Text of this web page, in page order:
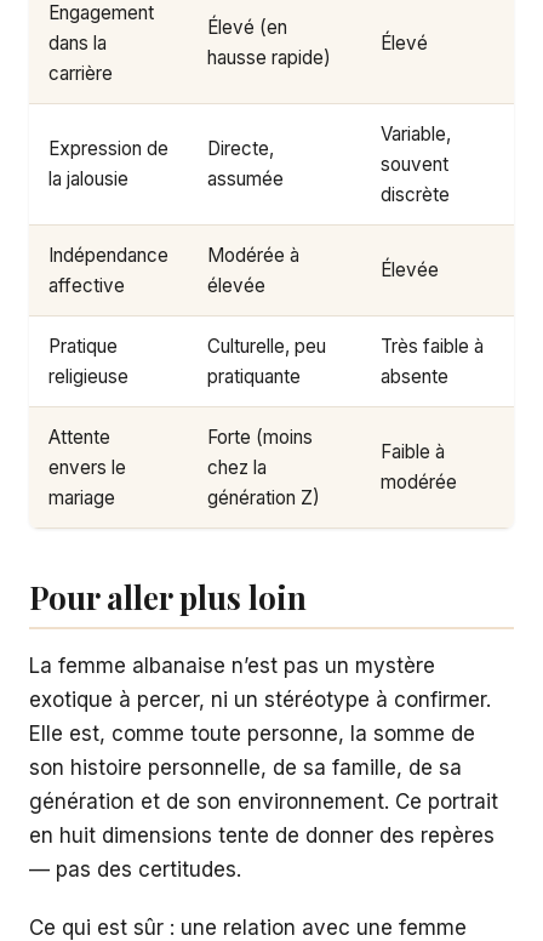
Engagement
dans la
carrière
Élevé (en
hausse rapide)
Élevé
Expression de
la jalousie
Directe,
assumée
Variable,
souvent
discrète
Indépendance
affective
Modérée à
élevée
Élevée
Pratique
religieuse
Culturelle, peu
pratiquante
Très faible à
absente
Attente
envers le
mariage
Forte (moins
chez la
génération Z)
Faible à
modérée
Pour aller plus loin
La femme albanaise n’est pas un mystère
exotique à percer, ni un stéréotype à confirmer.
Elle est, comme toute personne, la somme de
son histoire personnelle, de sa famille, de sa
génération et de son environnement. Ce portrait
en huit dimensions tente de donner des repères
— pas des certitudes.
Ce qui est sûr : une relation avec une femme